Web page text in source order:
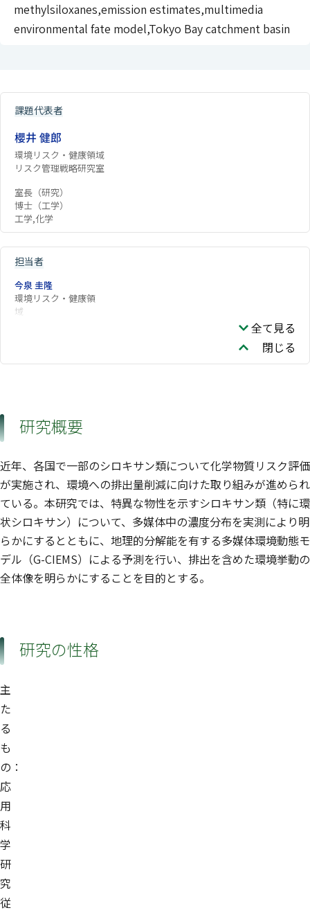
methylsiloxanes,emission estimates,multimedia
environmental fate model,Tokyo Bay catchment basin
課題代表者
櫻井 健郎
環境リスク・健康領域
リスク管理戦略研究室
室長（研究）
博士（工学）
工学,化学
担当者
今泉 圭隆
環境リスク・健康領
域
全て見る
閉じる
研究概要
近年、各国で一部のシロキサン類について化学物質リスク評価
が実施され、環境への排出量削減に向けた取り組みが進められ
ている。本研究では、特異な物性を示すシロキサン類（特に環
状シロキサン）について、多媒体中の濃度分布を実測により明
らかにするとともに、地理的分解能を有する多媒体環境動態モ
デル（G-CIEMS）による予測を行い、排出を含めた環境挙動の
全体像を明らかにすることを目的とする。
研究の性格
主
た
る
も
の：
応
用
科
学
研
究
従